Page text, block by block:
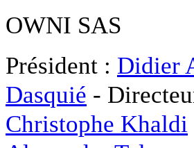
OWNI SAS
Président : Didier
Dasquié -
Christophe Khaldi